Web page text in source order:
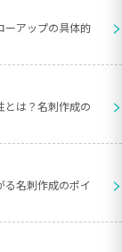
ーアップの具体的
>
とは？名刺作成の
>
る名刺作成のポイ
>